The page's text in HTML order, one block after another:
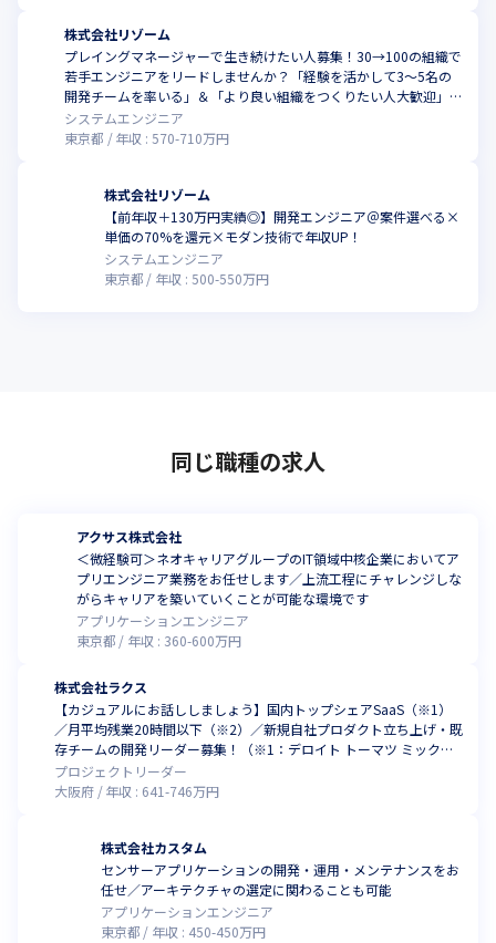
株式会社リゾーム
プレイングマネージャーで生き続けたい人募集！30→100の組織で
若手エンジニアをリードしませんか？「経験を活かして3～5名の
開発チームを率いる」＆「より良い組織をつくりたい人大歓迎」＆
「SESエンジニア40名で直近4年の定着率97.5%」
システムエンジニア
東京都
年収 :570-710万円
株式会社リゾーム
【前年収＋130万円実績◎】開発エンジニア＠案件選べる×
単価の70%を還元×モダン技術で年収UP！
システムエンジニア
東京都
年収 : 500-550万円
同じ職種の求人
アクサス株式会社
＜微経験可＞ネオキャリアグループのIT領域中核企業においてア
プリエンジニア業務をお任せします／上流工程にチャレンジしな
がらキャリアを築いていくことが可能な環境です
アプリケーションエンジニア
東京都
年収 : 360-600万円
株式会社ラクス
【カジュアルにお話ししましょう】国内トップシェアSaaS（※1）
／月平均残業20時間以下（※2）／新規自社プロダクト立ち上げ・既
存チームの開発リーダー募集！（※1：デロイト トーマツ ミック経
済研究所「クラウド型経費精算システム市場の実態と展望」（ミッ
クITリポート2025年1月号：https://mic-r.co.jp/micit/2025/）より／
プロジェクトリーダー
大阪府
年収 : 641-746万円
株式会社カスタム
センサーアプリケーションの開発・運用・メンテナンスをお
任せ／アーキテクチャの選定に関わることも可能
アプリケーションエンジニア
東京都
年収 : 450-450万円